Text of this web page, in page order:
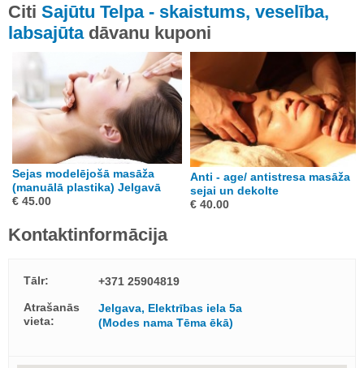
Citi Sajūtu Telpa - skaistums, veselība,
labsajūtadāvanu kuponi
Sejas modelējošā masāža
(manuālā plastika) Jelgavā
€ 45.00
Anti - age/ antistresa masāža
sejai un dekolte
€ 40.00
Kontaktinformācija
Tālr:
+371 25904819
Atrašanās
vieta:
Jelgava, Elektrības iela 5a
(Modes nama Tēma ēkā)